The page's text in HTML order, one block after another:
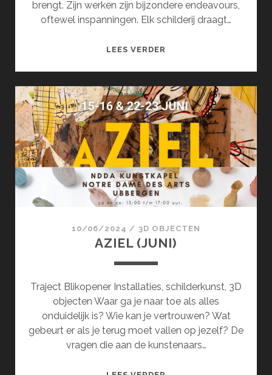
brengt. Zijn werken zijn bijzondere endeavours,
oftewel inspanningen. Elk schilderij draagt…
LEES VERDER
10/06/2024 / 3D OBJECTEN
AZIEL (JUNI)
Traject Blikopener Installaties, schilderkunst, 3D
objecten Waar ga je naar toe als alles
onduidelijk is? Wie kan je vertrouwen? Wat
gebeurt er als je terug moet vallen op jezelf? De
vragen die aan de kunstenaars…